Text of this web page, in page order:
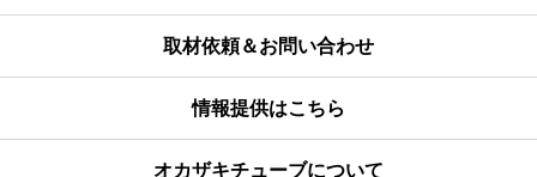
取材依頼＆お問い合わせ
情報提供はこちら
オカザキチューブについて